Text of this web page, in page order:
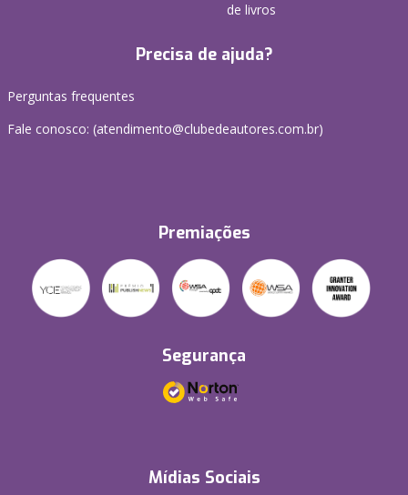
de livros
Precisa de ajuda?
Perguntas frequentes
Fale conosco: (atendimento@clubedeautores.com.br)
Premiações
Segurança
Mídias Sociais